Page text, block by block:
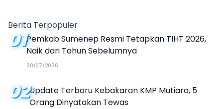
Berita Terpopuler
01Pemkab Sumenep Resmi Tetapkan TIHT 2026,
Naik dari Tahun Sebelumnya
30/07/2026
02Update Terbaru Kebakaran KMP Mutiara, 5
Orang Dinyatakan Tewas